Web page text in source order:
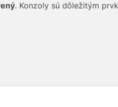
. Konzoly sú dôležitým